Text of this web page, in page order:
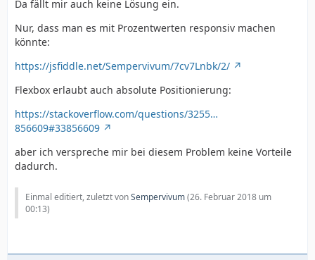
Da fällt mir auch keine Lösung ein.
Nur, dass man es mit Prozentwerten responsiv machen
könnte:
https://jsfiddle.net/Sempervivum/7cv7Lnbk/2/
Flexbox erlaubt auch absolute Positionierung:
https://stackoverflow.com/questions/3255…
856609#33856609
aber ich verspreche mir bei diesem Problem keine Vorteile
dadurch.
Einmal editiert, zuletzt vonSempervivum(26. Februar 2018 um
00:13)